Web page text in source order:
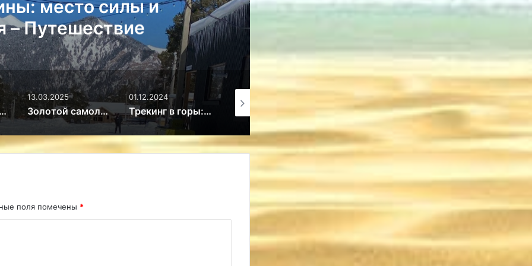
GetRentacar: решение транспортного
вопроса в любом уголке планеты –
Путешествие
Золотой самолетик из Колумбии и прочие необъяснимые артефакты
01.12.2024
Трекинг в горы: Кайлас, Эверест, Белуха, Эльбрус и др. – Путешествие
28.10.2024
Удивительные морские обитатели – Путешествие
27.10.2024
Уникальные сооружения древнего Перу – Путешествие
поля помечены *